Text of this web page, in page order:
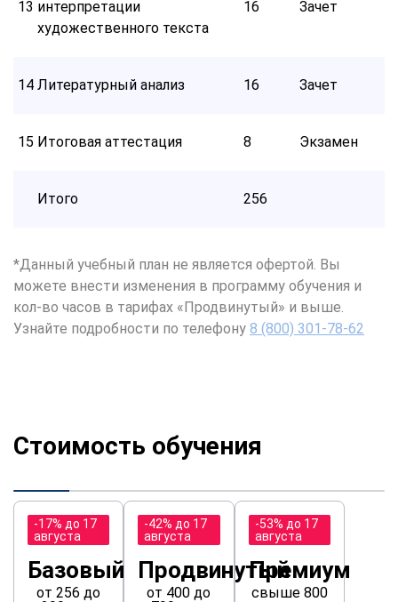
13 интерпретации
художественного текста
16 Зачет
14 Литературный анализ 16 Зачет
15 Итоговая аттестация 8 Экзамен
Итого 256
*Данный учебный план не является офертой. Вы
можете внести изменения в программу обучения и
кол-во часов в тарифах «Продвинутый» и выше.
Узнайте подробности по телефону 8 (800) 301-78-62
Стоимость обучения
-17% до 17
августа
Базовый
от 256 до
-42% до 17
августа
Продвинутый
от 400 до
-53% до 17
августа
Премиум
свыше 800